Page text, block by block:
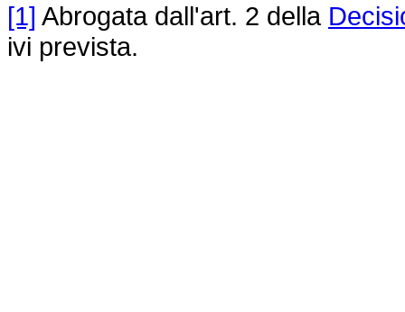
[1] Abrogata dall'art. 2 della
ivi prevista.